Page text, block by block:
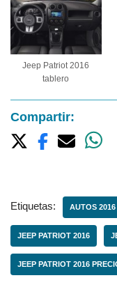
Jeep Patriot 2016
tablero
Compartir:
Etiquetas: AUTOS 2016
JEEP PATRIOT 2016
JEEP PATRIOT 2016